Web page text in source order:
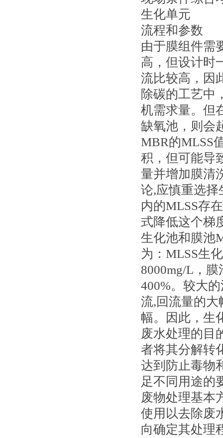
生化单元
流程和参数
由于膜组件需
高，但设计时
流比较高，因
除碳的工艺中
机需求量。但
缺氧池，则会
MBR的MLSS
积，但可能导
量并增加膜清
论,应慎重选择
内的MLSS存
式降低这个梯
生化池和膜池
为：MLSS生
8000mg/L，
400%。较大
流,回流量的
幅。因此，生
废水处理的目
者将其分解转
达到防止毒物
足不同用途的
废物处理基本
使用以去除废
向确定其处理